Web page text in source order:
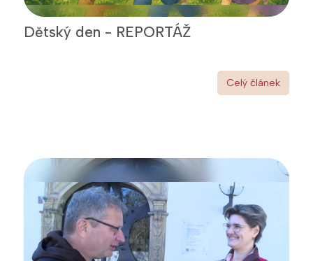
Dětský den - REPORTÁŽ
Celý článek